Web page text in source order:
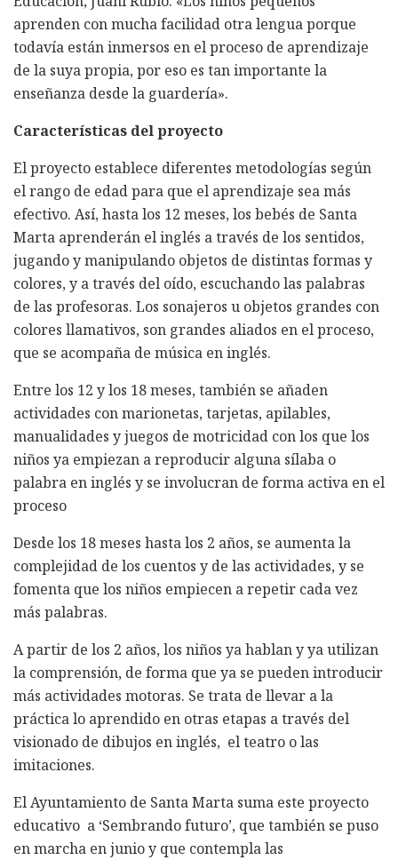
aprenden con mucha facilidad otra lengua porque
todavía están inmersos en el proceso de aprendizaje
de la suya propia, por eso es tan importante la
enseñanza desde la guardería».
Características del proyecto
El proyecto establece diferentes metodologías según
el rango de edad para que el aprendizaje sea más
efectivo. Así, hasta los 12 meses, los bebés de Santa
Marta aprenderán el inglés a través de los sentidos,
jugando y manipulando objetos de distintas formas y
colores, y a través del oído, escuchando las palabras
de las profesoras. Los sonajeros u objetos grandes con
colores llamativos, son grandes aliados en el proceso,
que se acompaña de música en inglés.
Entre los 12 y los 18 meses, también se añaden
actividades con marionetas, tarjetas, apilables,
manualidades y juegos de motricidad con los que los
niños ya empiezan a reproducir alguna sílaba o
palabra en inglés y se involucran de forma activa en el
proceso
Desde los 18 meses hasta los 2 años, se aumenta la
complejidad de los cuentos y de las actividades, y se
fomenta que los niños empiecen a repetir cada vez
más palabras.
A partir de los 2 años, los niños ya hablan y ya utilizan
la comprensión, de forma que ya se pueden introducir
más actividades motoras. Se trata de llevar a la
práctica lo aprendido en otras etapas a través del
visionado de dibujos en inglés, el teatro o las
imitaciones.
El Ayuntamiento de Santa Marta suma este proyecto
educativo a ‘Sembrando futuro’, que también se puso
en marcha en junio y que contempla las